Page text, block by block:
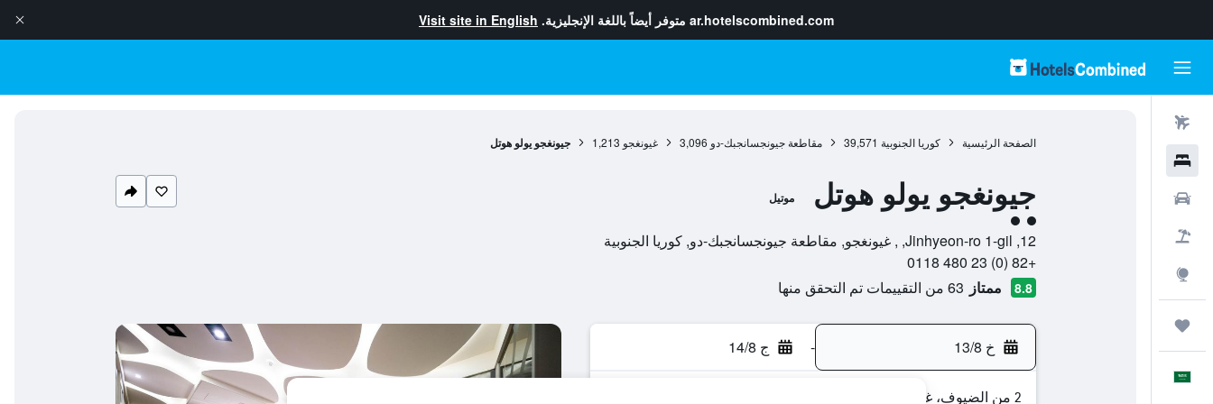
ar.hotelscombined.com متوفر أيضاً باللغة الإنجليزية. Visit site in English
الصفحة الرئيسية كوريا الجنوبية 39,571 مقاطعة جيونجسانجبك-دو 3,096 غيونغجو 1,213 جيونغجو يولو هوتل
جيونغجو يولو هوتل موتيل
تقييم فئة 2
12, Jinhyeon-ro 1-gil, , غيونغجو, مقاطعة جيونجسانجبك-دو, كوريا الجنوبية
+82 (0) 23 480 0118
8.8 ممتاز 63 من التقييمات تم التحقق منها
خ 13/8 - ج 14/8
2 من الضيوف، غرفة واحدة